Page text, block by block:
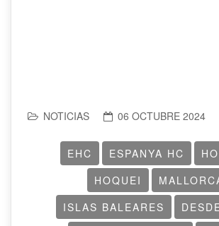
NOTICIAS 06 OCTUBRE 2024
EHC ESPANYA HC
HOQUEI
ISLAS BALEARES